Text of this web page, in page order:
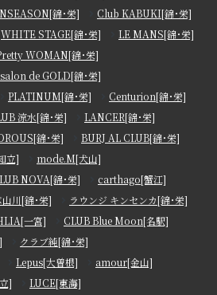
錦･栄]
Club KABUKI[錦･栄]
WHITE STAGE[錦･栄]
LE MANS[錦･栄]
WOMAN[錦･栄]
salon de GOLD[錦･栄]
PLATINUM[錦･栄]
Centurion[錦･栄]
涼水[錦･栄]
LANCER[錦･栄]
錦･栄]
BURJ AL CLUB[錦･栄]
立]
mode.M[犬山]
NOVA[錦･栄]
carthago[蟹江]
山川[錦･栄]
ラウンジ キンセンカ[錦･栄]
一宮]
CLUB Blue Moon[名駅]
クラブ純[錦･栄]
Lepus[大曽根]
amour[金山]
]
LUCE[東海]